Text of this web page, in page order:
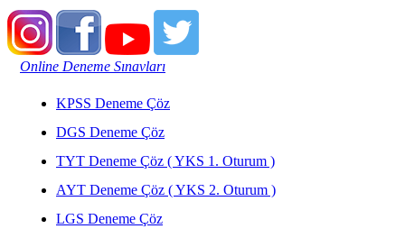
Online Deneme Sınavları
KPSS Deneme Çöz
DGS Deneme Çöz
TYT Deneme Çöz ( YKS 1. Oturum )
AYT Deneme Çöz ( YKS 2. Oturum )
LGS Deneme Çöz